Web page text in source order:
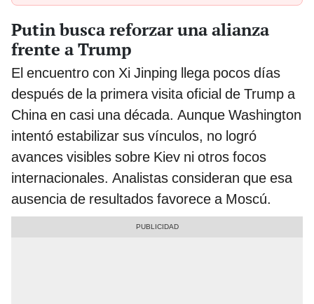
Putin busca reforzar una alianza
frente a Trump
El encuentro con Xi Jinping llega pocos días
después de la primera visita oficial de Trump a
China en casi una década. Aunque Washington
intentó estabilizar sus vínculos, no logró
avances visibles sobre Kiev ni otros focos
internacionales. Analistas consideran que esa
ausencia de resultados favorece a Moscú.